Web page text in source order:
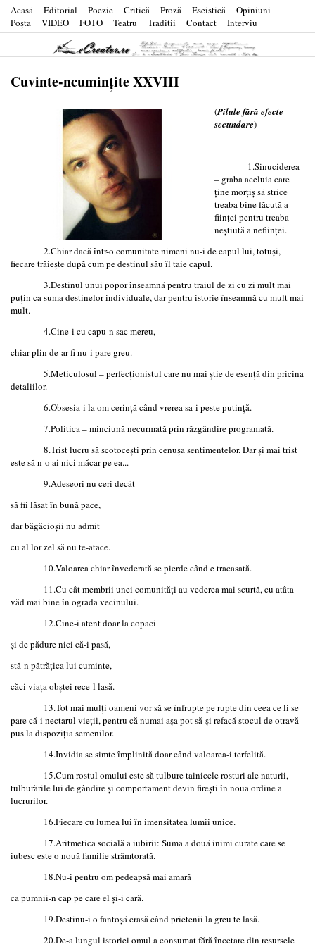
Acasă Editorial Poezie Critică Proză Eseistică
Opiniuni
Poşta
VIDEO FOTO Teatru Traditii Contact Interviu
Cuvinte-ncumințite XXVIII
(Pilule fără efecte
secundare)
1.Sinuciderea
– graba aceluia care
ține morțiș să strice
treaba bine făcută a
ființei pentru treaba
neștiută a neființei.
2.Chiar dacă într-o comunitate nimeni nu-i de capul lui, totuși,
fiecare trăiește după cum pe destinul său îl taie capul.
3.Destinul unui popor înseamnă pentru traiul de zi cu zi mult mai
puțin ca suma destinelor individuale, dar pentru istorie înseamnă cu mult mai
mult.
4.Cine-i cu capu-n sac mereu,
chiar plin de-ar fi nu-i pare greu.
5.Meticulosul – perfecționistul care nu mai știe de esență din pricina
detaliilor.
6.Obsesia-i la om cerință când vrerea sa-i peste putință.
7.Politica – minciună necurmată prin răzgândire programată.
8.Trist lucru să scotocești prin cenușa sentimentelor. Dar și mai trist
este să n-o ai nici măcar pe ea...
9.Adeseori nu ceri decât
să fii lăsat în bună pace,
dar băgăcioșii nu admit
cu al lor zel să nu te-atace.
10.Valoarea chiar învederată se pierde când e tracasată.
11.Cu cât membrii unei comunități au vederea mai scurtă, cu atâta
văd mai bine în ograda vecinului.
12.Cine-i atent doar la copaci
și de pădure nici că-i pasă,
stă-n pătrățica lui cuminte,
căci viața obștei rece-l lasă.
13.Tot mai mulți oameni vor să se înfrupte pe rupte din ceea ce li se
pare că-i nectarul vieții, pentru că numai așa pot să-și refacă stocul de otravă
pus la dispoziția semenilor.
14.Invidia se simte împlinită doar când valoarea-i terfelită.
15.Cum rostul omului este să tulbure tainicele rosturi ale naturii,
tulburările lui de gândire și comportament devin firești în noua ordine a
lucrurilor.
16.Fiecare cu lumea lui în imensitatea lumii unice.
17.Aritmetica socială a iubirii: Suma a două inimi curate care se
iubesc este o nouă familie strâmtorată.
18.Nu-i pentru om pedeapsă mai amară
ca pumnii-n cap pe care el și-i cară.
19.Destinu-i o fantoșă crasă când prietenii la greu te lasă.
20.De-a lungul istoriei omul a consumat fără încetare din resursele